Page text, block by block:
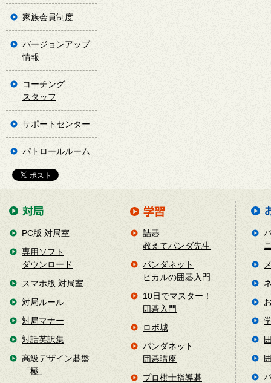
家族会員制度
バージョンアップ
情報
コーチング
スタッフ
サポートセンター
パトロールルーム
PC版 対局室
専用ソフト
ダウンロード
スマホ版 対局室
対局ルール
対局マナー
対話英訳集
高級デザイン碁盤
「極」
詰碁
教えてパンダ先生
パンダネット
ヒカルの囲碁入門
10日でマスター！
囲碁入門
ロボ城
パンダネット
囲碁講座
プロ棋士指導碁